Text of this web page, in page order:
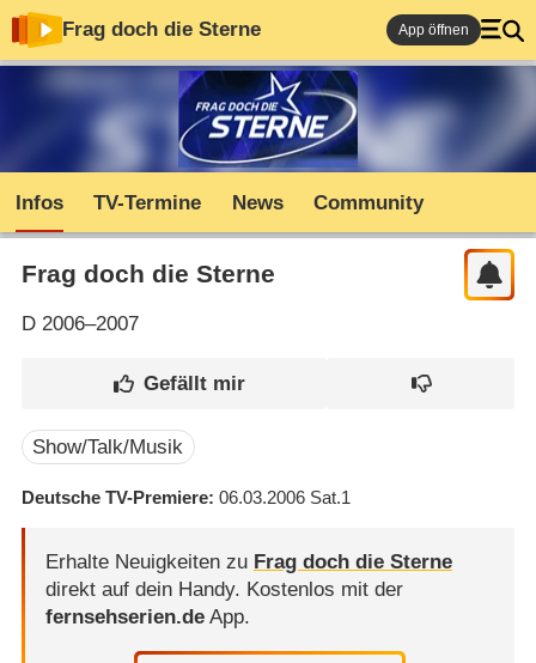
Frag doch die Sterne App öffnen
Infos TV-Termine News Community
Frag doch die Sterne
D2006–2007
Show/Talk/Musik
Deutsche TV-Premiere 06.03.2006 Sat.1
Erhalte Neuigkeiten zu Frag doch die Sterne
direkt auf dein Handy. Kostenlos mit der
fernsehserien.deApp.